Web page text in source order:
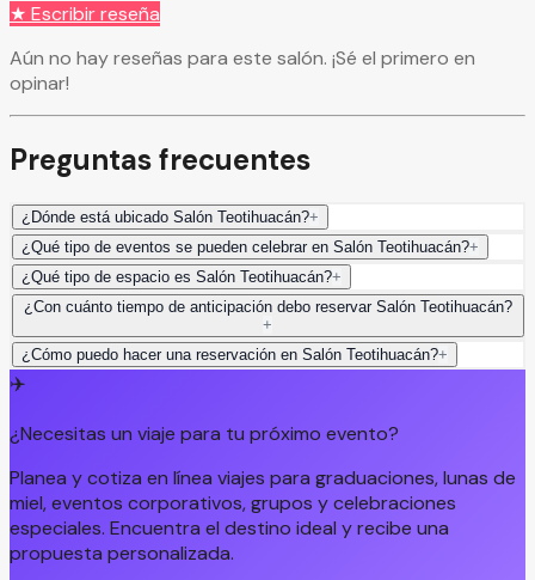
★ Escribir reseña
Aún no hay reseñas para este salón. ¡Sé el primero en
opinar!
Preguntas frecuentes
¿Dónde está ubicado Salón Teotihuacán?+
¿Qué tipo de eventos se pueden celebrar en Salón Teotihuacán?+
¿Qué tipo de espacio es Salón Teotihuacán?+
¿Con cuánto tiempo de anticipación debo reservar Salón Teotihuacán?
+
¿Cómo puedo hacer una reservación en Salón Teotihuacán?+
✈️
¿Necesitas un viaje para tu próximo evento?
Planea y cotiza en línea viajes para graduaciones, lunas de
miel, eventos corporativos, grupos y celebraciones
especiales. Encuentra el destino ideal y recibe una
propuesta personalizada.